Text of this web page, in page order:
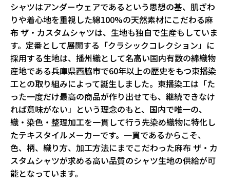
シャツはアンダーウェアであるという思想の基、肌ざわ
りや着心地を重視した綿100%の天然素材にこだわる麻
布 ザ・カスタムシャツは、生地も独自で生産もしていま
す。定番として展開する「クラシックコレクション」に
採用する生地は、播州織として名高い国内有数の綿織物
産地である兵庫県西脇市で60年以上の歴史をもつ東播染
工との取り組みによって誕生しました。東播染工は「た
った一度だけ最高の商品が作り出せても、継続できなけ
れば意味がない」という理念のもと、国内で唯一の、
織・染色・整理加工を一貫して行う先染め織物に特化し
たテキスタイルメーカーです。一貫であるからこそ、
色、柄、織り方、加工方法にまでこだわった麻布 ザ・カ
スタムシャツが求める高い品質のシャツ生地の供給が可
能となっています。